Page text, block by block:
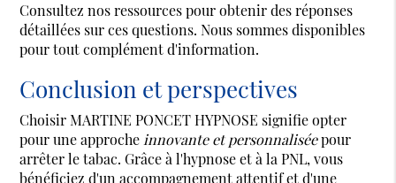
Consultez nos ressources pour obtenir des réponses
détaillées sur ces questions. Nous sommes disponibles
pour tout complément d'information.
Conclusion et perspectives
Choisir MARTINE PONCET HYPNOSE signifie opter
pour une approche innovante et personnaliséepour
arrêter le tabac. Grâce à l'hypnose et à la PNL, vous
bénéficiez d'un accompagnement attentif et d'une